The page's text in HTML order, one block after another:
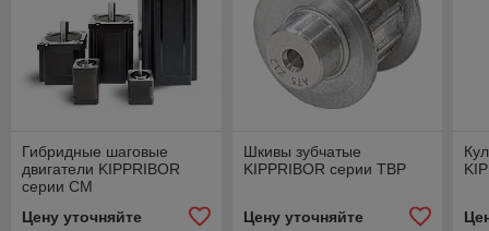
Гибридные шаговые
двигатели KIPPRIBOR
серии CM
Цену уточняйте
Шкивы зубчатые
KIPPRIBOR серии TBP
Цену уточняйте